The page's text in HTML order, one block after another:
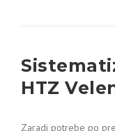
HTZ
Zaradi potrebe po